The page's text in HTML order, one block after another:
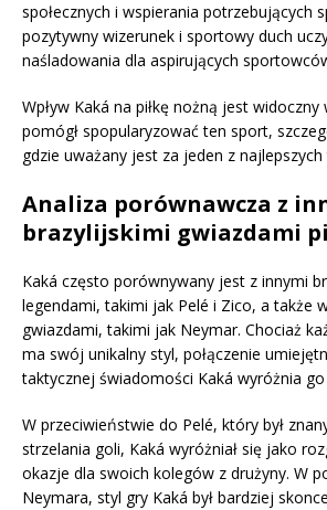
społecznych i wspierania potrzebujących
pozytywny wizerunek i sportowy duch
naśladowania dla aspirujących
Wpływ Kaká na piłkę nożną jest
pomógł spopularyzować ten sport,
gdzie uważany jest za jeden z
Analiza porównawcza z
brazylijskimi gwiazdami
Kaká często porównywany jest z innymi
legendami, takimi jak Pelé i Zico, a także
gwiazdami, takimi jak Neymar. Chociaż
ma swój unikalny styl, połączenie
taktycznej świadomości Kaká wyróżnia
W przeciwieństwie do Pelé, który był
strzelania goli, Kaká wyróżniał się jako
okazje dla swoich kolegów z drużyny. W
Neymara, styl gry Kaká był bardziej